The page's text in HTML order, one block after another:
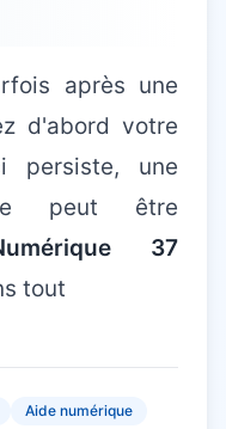
après une
d'abord votre
persiste, une
peut être
37
tout
Aide numérique